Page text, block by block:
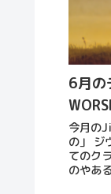
6月の
今月の
の」 ジ
てのク
のやあ
けれ